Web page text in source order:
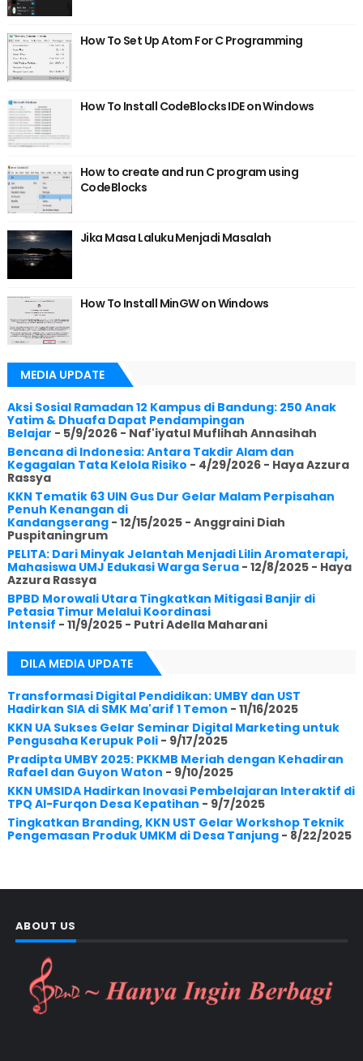
How To Set Up Atom For C Programming
How To Install CodeBlocks IDE on Windows
How to create and run C program using
CodeBlocks
Jika Masa Laluku Menjadi Masalah
How To Install MinGW on Windows
MEDIA UPDATE
Aksi Sosial Ramadan 12 Kampus di Bandung: 250 Anak
Yatim & Dhuafa Dapat Pendampingan
Belajar - 5/9/2026- Naf'iyatul Muflihah Annasihah
Bencana di Indonesia: Antara Takdir Alam dan
Kegagalan Tata Kelola Risiko - 4/29/2026- Haya Azzura
Rassya
KKN Tematik 63 UIN Gus Dur Gelar Malam Perpisahan
Penuh Kenangan di
Kandangserang- 12/15/2025- Anggraini Diah
Puspitaningrum
PELITA: Dari Minyak Jelantah Menjadi Lilin Aromaterapi,
Mahasiswa UMJ Edukasi Warga Serua- 12/8/2025- Haya
Azzura Rassya
BPBD Morowali Utara Tingkatkan Mitigasi Banjir di
Petasia Timur Melalui Koordinasi
Intensif - 11/9/2025- Putri Adella Maharani
DILA MEDIA UPDATE
Transformasi Digital Pendidikan: UMBY dan UST
Hadirkan SIA di SMK Ma'arif 1 Temon - 11/16/2025
KKN UA Sukses Gelar Seminar Digital Marketing untuk
Pengusaha Kerupuk Poli- 9/17/2025
Pradipta UMBY 2025: PKKMB Meriah dengan Kehadiran
Rafael dan Guyon Waton - 9/10/2025
KKN UMSIDA Hadirkan Inovasi Pembelajaran Interaktif di
TPQ Al-Furqon Desa Kepatihan - 9/7/2025
Tingkatkan Branding, KKN UST Gelar Workshop Teknik
Pengemasan Produk UMKM di Desa Tanjung- 8/22/2025
ABOUT US